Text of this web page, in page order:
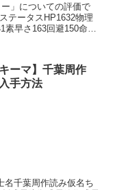
」についての評価で
テータスHP1632物理
早さ163回避150命中
ーマ】千葉周作
手方法
名千葉周作読み仮名ち